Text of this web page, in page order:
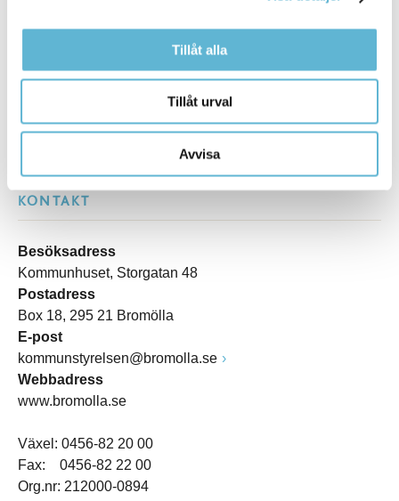
Tillåt alla
Tillåt urval
Avvisa
Tipsa och dela sidan
Kommentera
KONTAKT
Besöksadress
Kommunhuset, Storgatan 48
Postadress
Box 18, 295 21 Bromölla
E-post
kommunstyrelsen@bromolla.se
Webbadress
www.bromolla.se
Växel: 0456-82 20 00
Fax: 0456-82 22 00
Org.nr: 212000-0894